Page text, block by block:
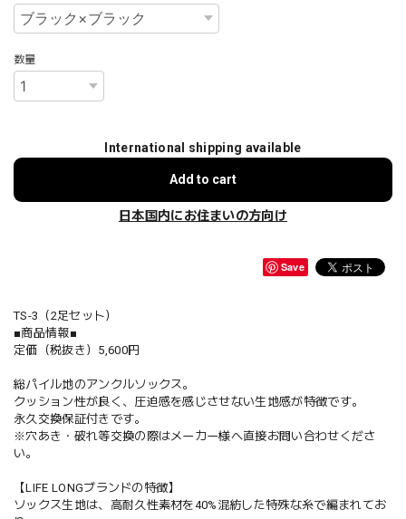
数量
International shipping available
Add to cart
日本国内にお住まいの方向け
Save
TS-3（2足セット）
■商品情報■
定価（税抜き）5,600円
総パイル地のアンクルソックス。
クッション性が良く、圧迫感を感じさせない生地感が特徴です。
永久交換保証付きです。
※穴あき・破れ等交換の際はメーカー様へ直接お問い合わせくださ
い。
【LIFE LONGブランドの特徴】
ソックス生地は、高耐久性素材を40%混紡した特殊な糸で編まれてお